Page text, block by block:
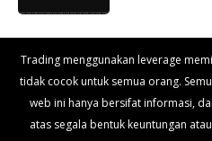
Trading menggunakan leverage
tidak cocok untuk semua orang.
web ini hanya bersifat informasi,
atas segala bentuk keuntungan